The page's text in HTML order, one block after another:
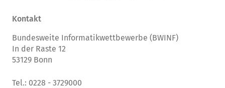
Kontakt
Bundesweite Informatikwettbewerbe (BWINF)
In der Raste 12
53129 Bonn
Tel.: 0228 - 3729000